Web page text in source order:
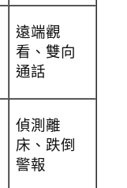
遠端觀
看、雙向
通話
偵測離
床、跌倒
警報